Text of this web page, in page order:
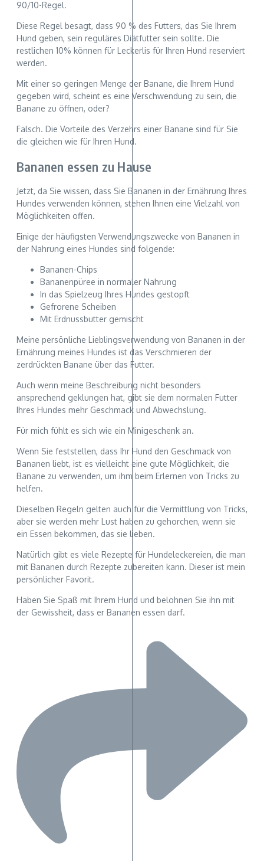
90/10-Regel.
Diese Regel besagt, dass 90 % des Futters, das Sie Ihrem
Hund geben, sein reguläres Diätfutter sein sollte. Die
restlichen 10% können für Leckerlis für Ihren Hund reserviert
werden.
Mit einer so geringen Menge der Banane, die Ihrem Hund
gegeben wird, scheint es eine Verschwendung zu sein, die
Banane zu öffnen, oder?
Falsch. Die Vorteile des Verzehrs einer Banane sind für Sie
die gleichen wie für Ihren Hund.
Bananen essen zu Hause
Jetzt, da Sie wissen, dass Sie Bananen in der Ernährung Ihres
Hundes verwenden können, stehen Ihnen eine Vielzahl von
Möglichkeiten offen.
Einige der häufigsten Verwendungszwecke von Bananen in
der Nahrung eines Hundes sind folgende:
Bananen-Chips
Bananenpüree in normaler Nahrung
In das Spielzeug Ihres Hundes gestopft
Gefrorene Scheiben
Mit Erdnussbutter gemischt
Meine persönliche Lieblingsverwendung von Bananen in der
Ernährung meines Hundes ist das Verschmieren der
zerdrückten Banane über das Futter.
Auch wenn meine Beschreibung nicht besonders
ansprechend geklungen hat, gibt sie dem normalen Futter
Ihres Hundes mehr Geschmack und Abwechslung.
Für mich fühlt es sich wie ein Minigeschenk an.
Wenn Sie feststellen, dass Ihr Hund den Geschmack von
Bananen liebt, ist es vielleicht eine gute Möglichkeit, die
Banane zu verwenden, um ihm beim Erlernen von Tricks zu
helfen.
Dieselben Regeln gelten auch für die Vermittlung von Tricks,
aber sie werden mehr Lust haben zu gehorchen, wenn sie
ein Essen bekommen, das sie lieben.
Natürlich gibt es viele Rezepte für Hundeleckereien, die man
mit Bananen durch Rezepte zubereiten kann. Dieser ist mein
persönlicher Favorit.
Haben Sie Spaß mit Ihrem Hund und belohnen Sie ihn mit
der Gewissheit, dass er Bananen essen darf.